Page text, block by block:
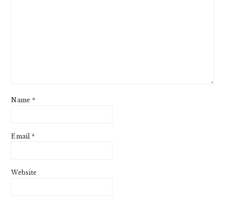
Name *
Email *
Website